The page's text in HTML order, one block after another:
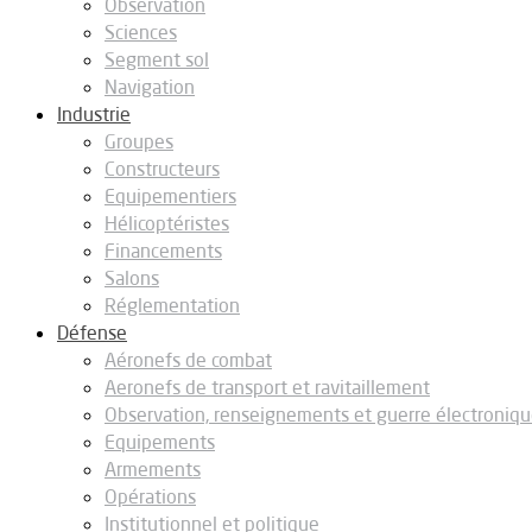
Observation
Sciences
Segment sol
Navigation
Industrie
Groupes
Constructeurs
Equipementiers
Hélicoptéristes
Financements
Salons
Réglementation
Défense
Aéronefs de combat
Aeronefs de transport et ravitaillement
Observation, renseignements et guerre
Equipements
Armements
Opérations
Institutionnel et politique